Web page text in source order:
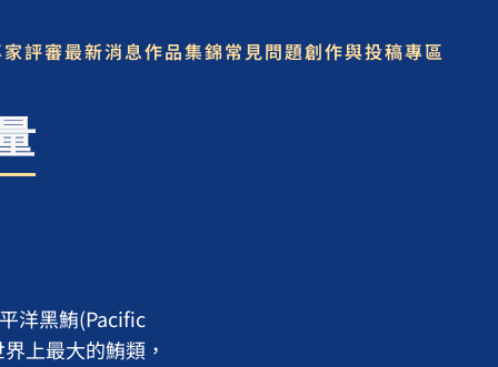
評審最新消息作品集錦常見問題創作與投稿專區
洋黑鮪(Pacific
上最大的鮪類，